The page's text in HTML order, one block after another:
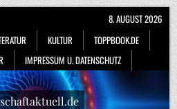
KULTUR
TOPPBOOK.DE
IMPRESSUM U. DATENSCHUTZ
8. AUGUST 2026